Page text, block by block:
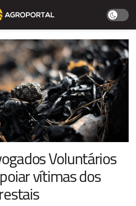
Voluntários
vítimas dos